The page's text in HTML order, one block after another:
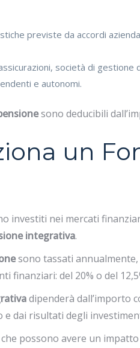
previste da accordi
società di
e autonomi.
sono deducibili
un
investiti nei mercati
integrativa.
sono tassati
finanziari: del 20% o del
dipenderà dall’importo
e dai risultati degli
possono avere un